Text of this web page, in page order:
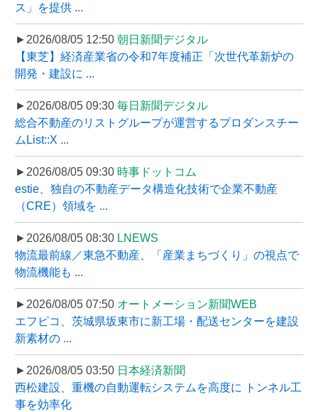
ス」を提供 ...
►2026/08/05 12:50 朝日新聞デジタル
【東芝】経済産業省の令和7年度補正「次世代革新炉の
開発・建設に ...
►2026/08/05 09:30 毎日新聞デジタル
総合不動産のリストグループが運営するプロダンスチー
ムList::X ...
►2026/08/05 09:30 時事ドットコム
estie、独自の不動産データ構造化技術で企業不動産
（CRE）領域を ...
►2026/08/05 08:30 LNEWS
物流最前線／東急不動産、「産業まちづくり」の視点で
物流機能も ...
►2026/08/05 07:50 オートメーション新聞WEB
エフピコ、茨城県坂東市に新工場・配送センターを建設
新素材の ...
►2026/08/05 03:50 日本経済新聞
西松建設、重機の自動運転システムを高度に トンネル工
事を効率化